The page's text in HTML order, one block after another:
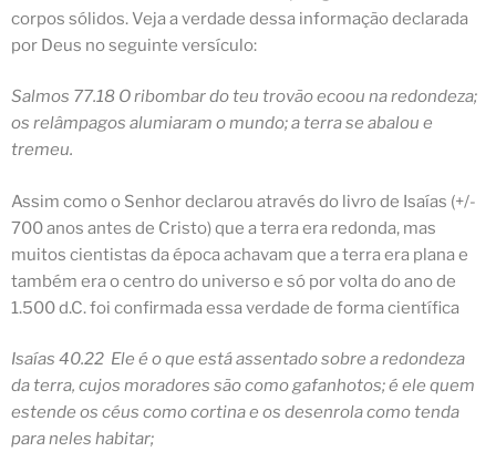
corpos sólidos. Veja a verdade dessa informação declarada
por Deus no seguinte versículo:
Salmos 77.18 O ribombar do teu trovão ecoou naredondeza;
os relâmpagos alumiaram o mundo; a terra se abalou e
tremeu.
Assim como o Senhor declarou através do livro de Isaías (+/-
700 anos antes de Cristo) que a terra era redonda, mas
muitos cientistas da época achavam que a terra era plana e
também era o centro do universo e só por volta do ano de
1.500 d.C. foi confirmada essa verdade de forma científica
Isaías 40.22 Ele é o que está assentado sobre aredondeza
da terra, cujos moradores são como gafanhotos; é ele quem
estende os céus como cortina e os desenrola como tenda
para neles habitar;